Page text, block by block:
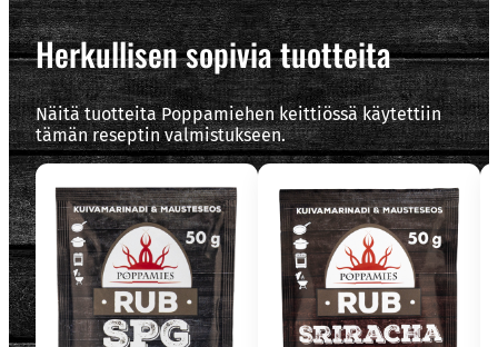
Herkullisen sopivia tuotteita
Näitä tuotteita Poppamiehen keittiössä käytettiin
tämän reseptin valmistukseen.